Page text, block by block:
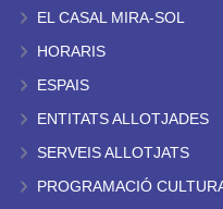
EL CASAL MIRA-SOL
HORARIS
ESPAIS
ENTITATS ALLOTJADES
SERVEIS ALLOTJATS
PROGRAMACIÓ